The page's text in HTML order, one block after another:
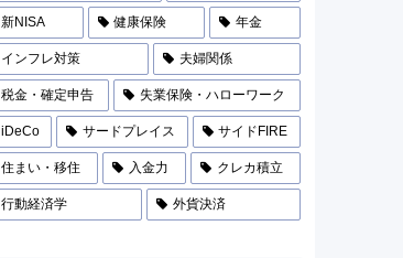
新NISA 健康保険 年金
インフレ対策 夫婦関係
税金・確定申告 失業保険・ハローワーク
iDeCo サードプレイス サイドFIRE
住まい・移住 入金力 クレカ積立
行動経済学 外貨決済